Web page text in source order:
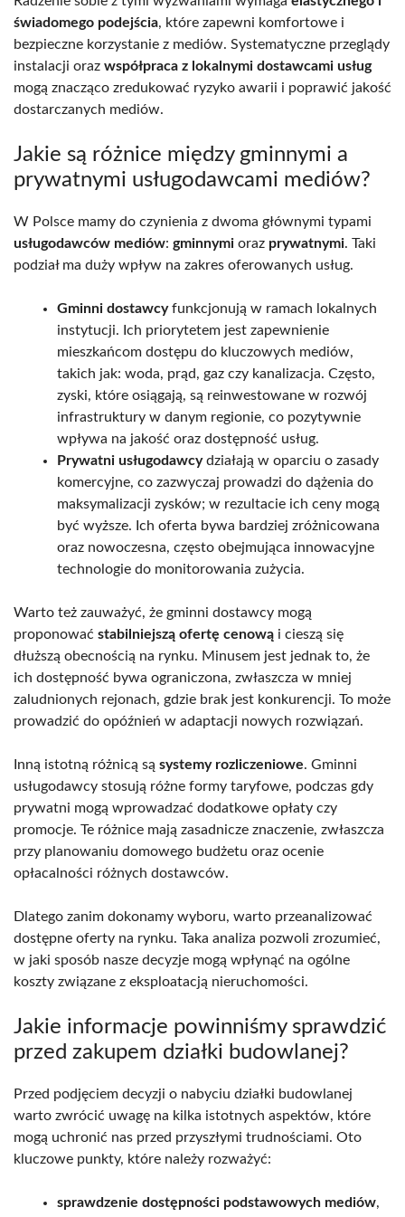
świadomego podejścia, które zapewni komfortowe i
bezpieczne korzystanie z mediów. Systematyczne przeglądy
instalacji oraz współpraca z lokalnymi dostawcami usług
mogą znacząco zredukować ryzyko awarii i poprawić jakość
dostarczanych mediów.
Jakie są różnice między gminnymi a
prywatnymi usługodawcami mediów?
W Polsce mamy do czynienia z dwoma głównymi typami
usługodawców mediów: gminnymi oraz prywatnymi. Taki
podział ma duży wpływ na zakres oferowanych usług.
Gminni dostawcyfunkcjonują w ramach lokalnych
instytucji. Ich priorytetem jest zapewnienie
mieszkańcom dostępu do kluczowych mediów,
takich jak: woda, prąd, gaz czy kanalizacja. Często,
zyski, które osiągają, są reinwestowane w rozwój
infrastruktury w danym regionie, co pozytywnie
wpływa na jakość oraz dostępność usług.
Prywatni usługodawcydziałają w oparciu o zasady
komercyjne, co zazwyczaj prowadzi do dążenia do
maksymalizacji zysków; w rezultacie ich ceny mogą
być wyższe. Ich oferta bywa bardziej zróżnicowana
oraz nowoczesna, często obejmująca innowacyjne
technologie do monitorowania zużycia.
Warto też zauważyć, że gminni dostawcy mogą
proponować stabilniejszą ofertę cenową i cieszą się
dłuższą obecnością na rynku. Minusem jest jednak to, że
ich dostępność bywa ograniczona, zwłaszcza w mniej
zaludnionych rejonach, gdzie brak jest konkurencji. To może
prowadzić do opóźnień w adaptacji nowych rozwiązań.
Inną istotną różnicą są systemy rozliczeniowe. Gminni
usługodawcy stosują różne formy taryfowe, podczas gdy
prywatni mogą wprowadzać dodatkowe opłaty czy
promocje. Te różnice mają zasadnicze znaczenie, zwłaszcza
przy planowaniu domowego budżetu oraz ocenie
opłacalności różnych dostawców.
Dlatego zanim dokonamy wyboru, warto przeanalizować
dostępne oferty na rynku. Taka analiza pozwoli zrozumieć,
w jaki sposób nasze decyzje mogą wpłynąć na ogólne
koszty związane z eksploatacją nieruchomości.
Jakie informacje powinniśmy sprawdzić
przed zakupem działki budowlanej?
Przed podjęciem decyzji o nabyciu działki budowlanej
warto zwrócić uwagę na kilka istotnych aspektów, które
mogą uchronić nas przed przyszłymi trudnościami. Oto
kluczowe punkty, które należy rozważyć:
sprawdzenie dostępności podstawowych mediów,